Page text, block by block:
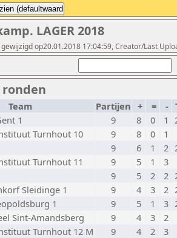
LAGER 2018
op20.01.2018 17:04:59, Creator/Last
ronden
Team Partijen + = -
1 9 8 0 1
Turnhout 10 9 8 0
1
9 6 1 2
Turnhout 11 9 5 1
3
9 5 2 2
Sleidinge 1 9 4 3 2
1 9 5 1 3
Sint-Amandsberg 9 4 3
2
Turnhout 12 M 9 4 2
3